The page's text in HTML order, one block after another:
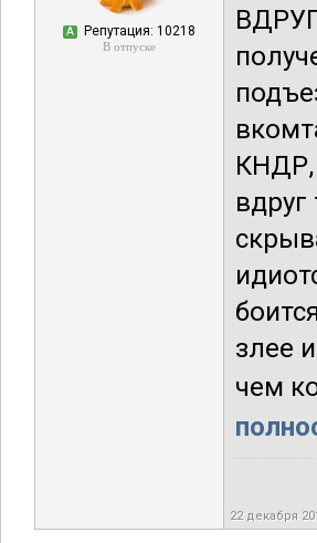
А Репутация: 10218
В отпуске
КНДР,
злее
чем
22 декабря